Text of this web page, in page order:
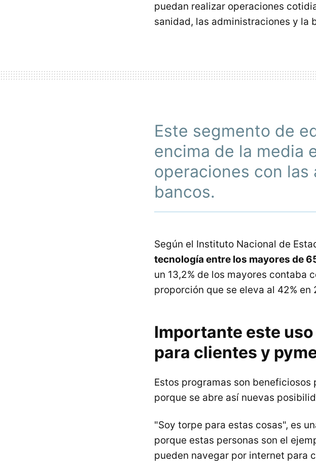
puedan realizar operaciones
sanidad, las administraciones y la
Este segmento de
encima de la media
operaciones con
bancos.
Según el Instituto Nacional de
tecnología entre los mayores de
un 13,2% de los mayores contaba
proporción que se eleva al 42% en
Importante este
para clientes y
Estos programas son
porque se abre así nuevas
"Soy torpe para estas cosas", es
porque estas personas son el
pueden navegar por internet para